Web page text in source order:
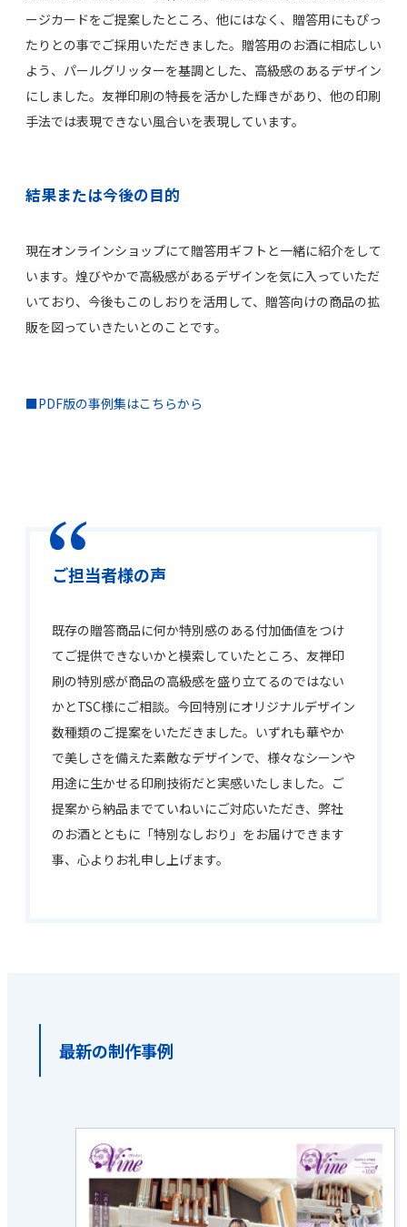
ージカードをご提案したところ、他にはなく、贈答用にもぴっ
たりとの事でご採用いただきました。贈答用のお酒に相応しい
よう、パールグリッターを基調とした、高級感のあるデザイン
にしました。友禅印刷の特長を活かした輝きがあり、他の印刷
手法では表現できない風合いを表現しています。
結果または今後の目的
現在オンラインショップにて贈答用ギフトと一緒に紹介をして
います。煌びやかで高級感があるデザインを気に入っていただ
いており、今後もこのしおりを活用して、贈答向けの商品の拡
販を図っていきたいとのことです。
■PDF版の事例集はこちらから
ご担当者様の声
既存の贈答商品に何か特別感のある付加価値をつけ
てご提供できないかと模索していたところ、友禅印
刷の特別感が商品の高級感を盛り立てるのではない
かとTSC様にご相談。今回特別にオリジナルデザイン
数種類のご提案をいただきました。いずれも華やか
で美しさを備えた素敵なデザインで、様々なシーンや
用途に生かせる印刷技術だと実感いたしました。ご
提案から納品までていねいにご対応いただき、弊社
のお酒とともに「特別なしおり」をお届けできます
事、心よりお礼申し上げます。
最新の制作事例